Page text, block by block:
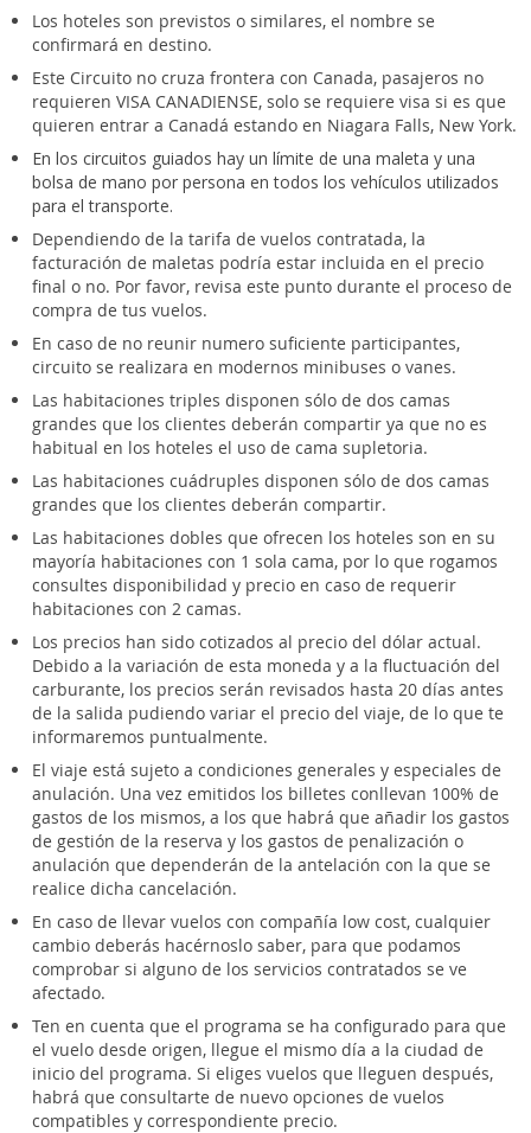
Los hoteles son previstos o similares, el nombre se
confirmará en destino.
Este Circuito no cruza frontera con Canada, pasajeros no
requieren VISA CANADIENSE, solo se requiere visa si es que
quieren entrar a Canadá estando en Niagara Falls, New York.
En los circuitos guiados hay un límite de una maleta y una
bolsa de mano por persona en todos los vehículos utilizados
para el transporte.
Dependiendo de la tarifa de vuelos contratada, la
facturación de maletas podría estar incluida en el precio
final o no. Por favor, revisa este punto durante el proceso de
compra de tus vuelos.
En caso de no reunir numero suficiente participantes,
circuito se realizara en modernos minibuses o vanes.
Las habitaciones triples disponen sólo de dos camas
grandes que los clientes deberán compartir ya que no es
habitual en los hoteles el uso de cama supletoria.
Las habitaciones cuádruples disponen sólo de dos camas
grandes que los clientes deberán compartir.
Las habitaciones dobles que ofrecen los hoteles son en su
mayoría habitaciones con 1 sola cama, por lo que rogamos
consultes disponibilidad y precio en caso de requerir
habitaciones con 2 camas.
Los precios han sido cotizados al precio del dólar actual.
Debido a la variación de esta moneda y a la fluctuación del
carburante, los precios serán revisados hasta 20 días antes
de la salida pudiendo variar el precio del viaje, de lo que te
informaremos puntualmente.
El viaje está sujeto a condiciones generales y especiales de
anulación. Una vez emitidos los billetes conllevan 100% de
gastos de los mismos, a los que habrá que añadir los gastos
de gestión de la reserva y los gastos de penalización o
anulación que dependerán de la antelación con la que se
realice dicha cancelación.
En caso de llevar vuelos con compañía low cost, cualquier
cambio deberás hacérnoslo saber, para que podamos
comprobar si alguno de los servicios contratados se ve
afectado.
Ten en cuenta que el programa se ha configurado para que
el vuelo desde origen, llegue el mismo día a la ciudad de
inicio del programa. Si eliges vuelos que lleguen después,
habrá que consultarte de nuevo opciones de vuelos
compatibles y correspondiente precio.